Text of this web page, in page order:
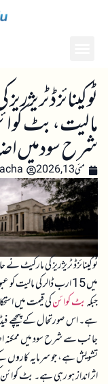
مالیت، بٹ
شرح سود میں
مئی 13, 2026
ٹوکینائزڈ ٹریژریز کی مارکیٹ
میں 15 ارب ڈالر کی مالیت
جبکہبٹ کوائنکی قیمت میں
ہے۔ اس صورتحال کے پیچھے
جانب سے شرح سود میں ممکنہ
تشویش ہے، جو سرمایہ
اثر انداز ہو رہی ہے۔ بٹ